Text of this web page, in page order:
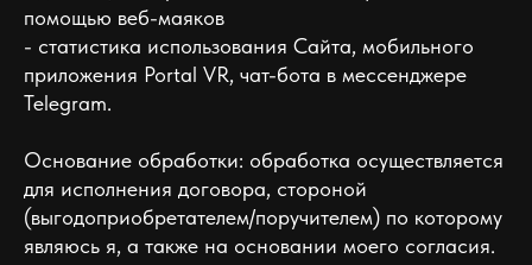
помощью веб-маяков
- статистика использования Сайта, мобильного
приложения Portal VR, чат-бота в мессенджере
Telegram.
Основание обработки: обработка осуществляется
для исполнения договора, стороной
(выгодоприобретателем/поручителем) по которому
являюсь я, а также на основании моего согласия.